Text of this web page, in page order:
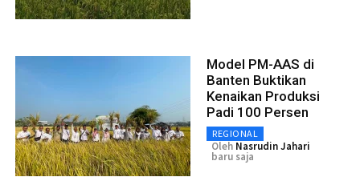
Model PM-AAS di
Banten Buktikan
Kenaikan Produksi
Padi 100 Persen
REGIONAL
Oleh Nasrudin Jahari
baru saja